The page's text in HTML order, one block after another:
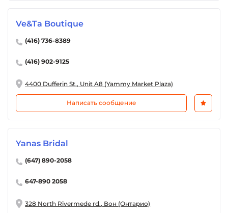
Ve&Ta Boutique
(416) 736-8389
(416) 902-9125
4400 Dufferin St., Unit A8 (Yammy Market Plaza)
Написать сообщение
Yanas Bridal
(647) 890-2058
647-890 2058
328 North Rivermede rd., Вон (Онтарио)